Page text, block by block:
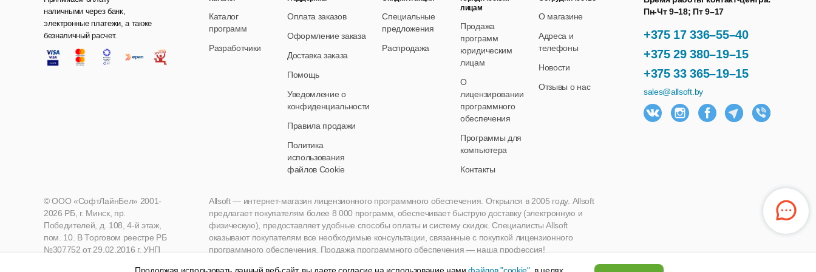
Безопасная авторизация
. Использование безопасного протокола авторизации (CRAM-MD5) исключает передачу
паролей по сети в открытом виде, что исключает их перехват злоумышленниками. В дополнение к этому
поддерживаются также большинство остальных схем авторизации.
Язык интерфейса. Текущая версия сервера поддерживает английский и русский языки интерфейса.
Сервером поддерживается модуль антивирусной проверки всех входящих сообщений. По результатам
проверки могут предприниматься различные действия: разрыв соединения (антивирусный карантин), отказ от приема
сообщения, перемещения сообщения в специальную папку. Для отражения вирусных эпидемий дополнительно
имеется временный «черный» список, который задает лимит количества вирусов приходящих за заданный
Безопасность
Аутентификация. Использование безопасного протокола авторизации (CRAM-MD5) исключает передачу паролей
по сети в открытом виде, а значит, и их перехват злоумышленниками.
наличными через банк,
электронные платежи, а также
безналичный расчет.
+375 17 336–55–40
+375 29 380–19–15
+375 33 365–19–15
Пн-Чт 9–18; Пт 9–17
sales@allsoft.by
Каталог
программ
Разработчики
Оплата заказов
Оформление заказа
Доставка заказа
Помощь
Уведомление о
конфиденциальности
Правила продажи
Политика
использования
файлов Cookie
Специальные
предложения
Распродажа
лицам
Продажа
программ
юридическим
лицам
О
лицензировании
программного
обеспечения
Программы для
компьютера
Контакты
О магазине
Адреса и
телефоны
Новости
Отзывы о нас
Allsoft — интернет-магазин лицензионного программного обеспечения. Открылся в 2005 году. Allsoft
предлагает покупателям более 8 000 программ, обеспечивает быструю доставку (электронную и
физическую), предоставляет удобные способы оплаты и систему скидок. Специалисты Allsoft
оказывают покупателям все необходимые консультации, связанные с покупкой лицензионного
программного обеспечения. Продажа программного обеспечения — наша профессия!
© ООО «СофтЛайнБел» 2001-
2026 РБ, г. Минск, пр.
Победителей, д. 108, 4-й этаж,
пом. 10. В Торговом реестре РБ
№307752 от 29.02.2016 г. УНП